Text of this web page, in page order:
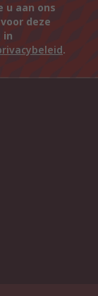
u aan ons
deze
in
.